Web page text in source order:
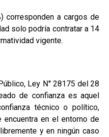
corresponden a cargos de
solo podría contratar a 14
vigente.
Ley N° 28175 del 28
de confianza es aquel
técnico o político,
en el entorno de
y en ningún caso